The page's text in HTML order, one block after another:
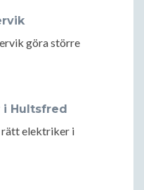
göra större
Hultsfred
elektriker i